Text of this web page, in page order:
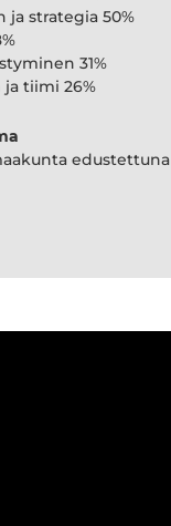
ja strategia 50%
31%
ja tiimi 26%
edustettuna